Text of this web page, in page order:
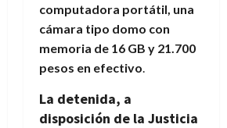
computadora portátil, una
cámara tipo domo con
memoria de 16 GB y 21.700
pesos en efectivo
La detenida, a
disposición de la Justicia